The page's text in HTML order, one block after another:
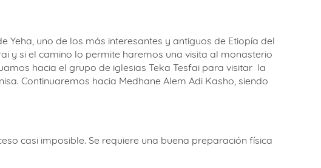
Yeha, uno de los más interesantes y antiguos de Etiopía del
y si el camino lo permite haremos una visita al monasterio
hacia el grupo de iglesias Teka Tesfai para visitar la
Continuaremos hacia Medhane Alem Adi Kasho, siendo
casi imposible. Se requiere una buena preparación física